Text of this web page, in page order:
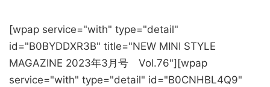
[wpap service="with" type="detail"
id="B0BYDDXR3B" title="NEW MINI STYLE
MAGAZINE 2023年3月号 Vol.76"][wpap
service="with" type="detail" id="B0CNHBL4Q9"